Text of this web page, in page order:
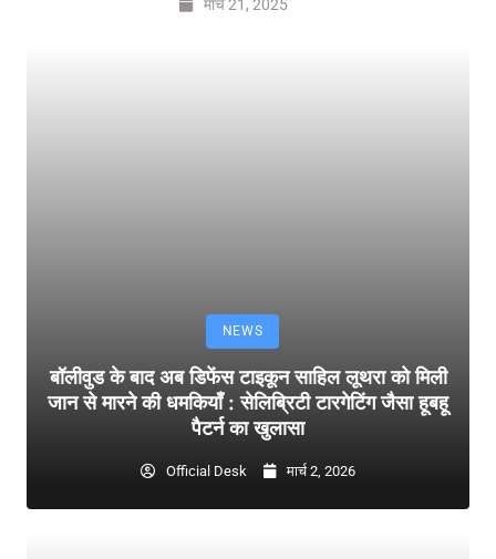
मार्च 21, 2025
NEWS
बॉलीवुड के बाद अब डिफेंस टाइकून साहिल लूथरा को मिली
जान से मारने की धमकियाँ : सेलिब्रिटी टारगेटिंग जैसा हूबहू
पैटर्न का खुलासा
Official Desk मार्च 2, 2026